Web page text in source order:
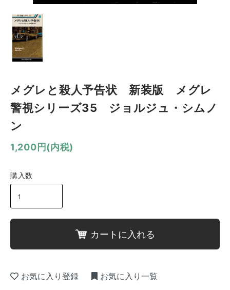
メグレと殺人予告状 新装版 メグレ
警視シリーズ35 ジョルジュ・シムノ
ン
1,200円(内税)
購入数
カートに入れる
お気に入り登録 お気に入り一覧